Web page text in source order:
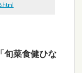
旬菜食健ひな